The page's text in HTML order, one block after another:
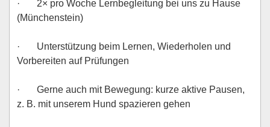
· 2× pro Woche Lernbegleitung bei uns zu Hause
(Münchenstein)
· Unterstützung beim Lernen, Wiederholen und
Vorbereiten auf Prüfungen
· Gerne auch mit Bewegung: kurze aktive Pausen,
z. B. mit unserem Hund spazieren gehen